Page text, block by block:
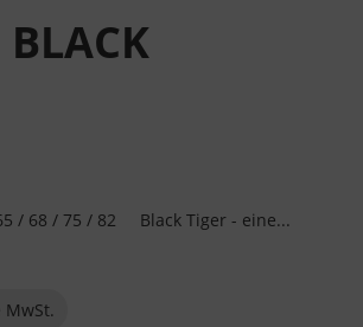
/ 68 / 75 / 82 Black Tiger - eine...
MwSt.